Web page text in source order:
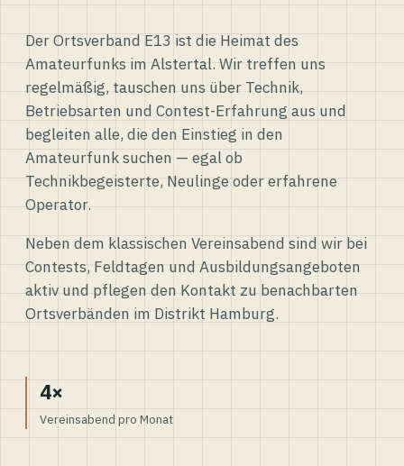
Der Ortsverband E13 ist die Heimat des
Amateurfunks im Alstertal. Wir treffen uns
regelmäßig, tauschen uns über Technik,
Betriebsarten und Contest-Erfahrung aus und
begleiten alle, die den Einstieg in den
Amateurfunk suchen — egal ob
Technikbegeisterte, Neulinge oder erfahrene
Operator.
Neben dem klassischen Vereinsabend sind wir bei
Contests, Feldtagen und Ausbildungsangeboten
aktiv und pflegen den Kontakt zu benachbarten
Ortsverbänden im Distrikt Hamburg.
4×
Vereinsabend pro Monat